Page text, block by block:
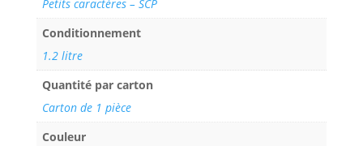
Petits caractères – SCP
Conditionnement
1.2 litre
Quantité par carton
Carton de 1 pièce
Couleur